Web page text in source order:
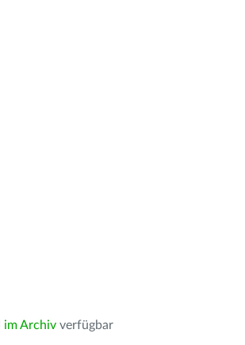
im Archiv verfügbar